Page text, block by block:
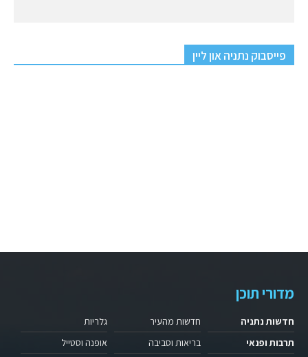
פייסבוק נתניה און ליין
מדורי תוכן
חדשות נתניה
תרבות ופנאי
חדשות מהעיר
בריאות וסביבה
גלריות
אופנה וסטייל